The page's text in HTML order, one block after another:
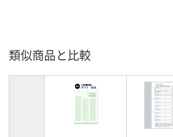
類似商品と比較